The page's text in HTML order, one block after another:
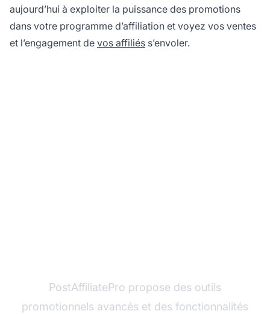
aujourd’hui à exploiter la puissance des promotions
dans votre programme d’affiliation et voyez vos ventes
et l’engagement de vos affiliés s’envoler.
PostAffiliatePro propose des outils
promotionnels avancés et des fonctionnalités